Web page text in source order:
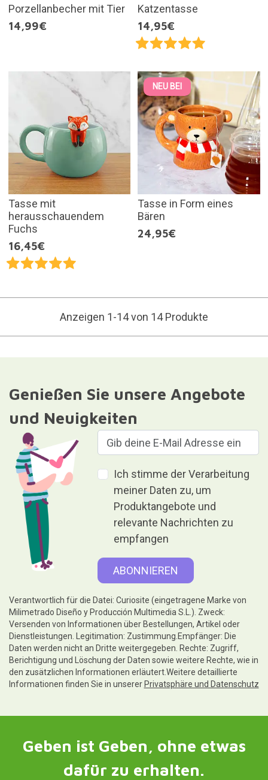
Porzellanbecher mit Tier
14,99€
Katzentasse
14,95€
Tasse mit
herausschauendem
Fuchs
16,45€
NEU BEI
Tasse in Form eines
Bären
24,95€
Anzeigen 1-14 von 14 Produkte
Genießen Sie unsere Angebote
und Neuigkeiten
Ich stimme der Verarbeitung
meiner Daten zu, um
Produktangebote und
relevante Nachrichten zu
empfangen
Verantwortlich für die Datei: Curiosite (eingetragene Marke von
Milimetrado Diseño y Producción Multimedia S.L.). Zweck:
Versenden von Informationen über Bestellungen, Artikel oder
Dienstleistungen. Legitimation: Zustimmung.Empfänger: Die
Daten werden nicht an Dritte weitergegeben. Rechte: Zugriff,
Berichtigung und Löschung der Daten sowie weitere Rechte, wie in
den zusätzlichen Informationen erläutert.Weitere detaillierte
Informationen finden Sie in unsererPrivatsphäre und Datenschutz
Geben ist Geben, ohne etwas
dafür zu erhalten.